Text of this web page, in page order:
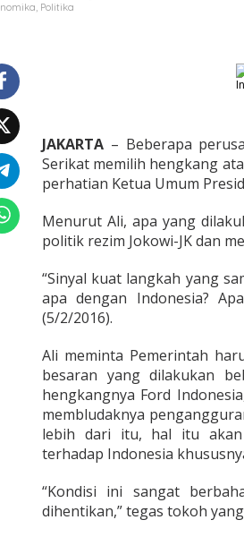
W
a
n
i
n
B
a
e
z
i
m
J
o
k
w
i
Politika
JAKARTA– Beberapa
Serikat memilih hengkang
perhatian Ketua Umum
Menurut Ali, apa yang
politik rezim Jokowi-JK dan
“Sinyal kuat langkah yang
apa dengan Indonesia?
(5/2/2016).
Ali meminta Pemerintah
besaran yang dilakukan
hengkangnya Ford
membludaknya
lebih dari itu, hal itu akan
terhadap Indonesia
“Kondisi ini sangat
dihentikan,” tegas tokoh